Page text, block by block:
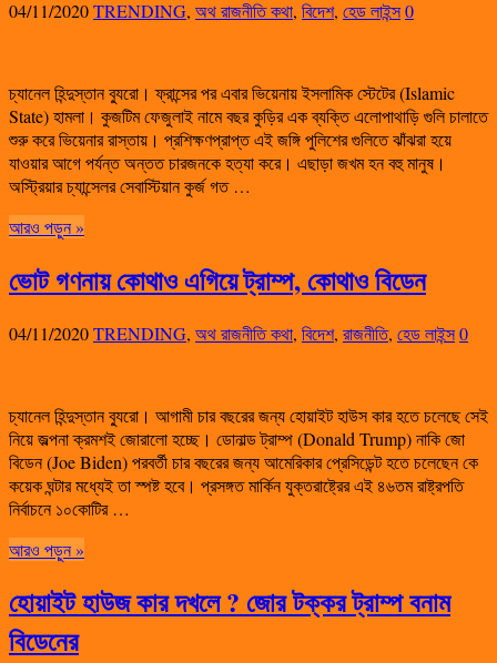
04/11/2020TRENDING, অথ রাজনীতি কথা, বিদেশ, হেড লাইন্স0
চ্যানেল হিন্দুস্তান ব্যুরো। ফ্রান্সের পর এবার ভিয়েনায় ইসলামিক স্টেটের (Islamic
State) হামলা। কুজটিম ফেজুলাই নামে বছর কুড়ির এক ব্যক্তি এলোপাথাড়ি গুলি চালাতে
শুরু করে ভিয়েনার রাস্তায়। প্রশিক্ষণপ্রাপ্ত এই জঙ্গি পুলিশের গুলিতে ঝাঁঝরা হয়ে
যাওয়ার আগে পর্যন্ত অন্তত চারজনকে হত্যা করে। এছাড়া জখম হন বহু মানুষ।
অস্ট্রিয়ার চ্যান্সেলর সেবাস্টিয়ান কুর্জ গত …
আরও পড়ুন »
ভোট গণনায় কোথাও এগিয়ে ট্রাম্প, কোথাও বিডেন
04/11/2020TRENDING, অথ রাজনীতি কথা, বিদেশ, রাজনীতি, হেড লাইন্স0
চ্যানেল হিন্দুস্তান ব্যুরো। আগামী চার বছরের জন্য হোয়াইট হাউস কার হতে চলেছে সেই
নিয়ে জল্পনা ক্রমশই জোরালো হচ্ছে। ডোনাল্ড ট্রাম্প (Donald Trump) নাকি জো
বিডেন (Joe Biden) পরবর্তী চার বছরের জন্য আমেরিকার প্রেসিডেন্ট হতে চলেছেন কে
কয়েক ঘন্টার মধ্যেই তা স্পষ্ট হবে। প্রসঙ্গত মার্কিন যুক্তরাষ্ট্রের এই ৪৬তম রাষ্ট্রপতি
নির্বাচনে ১০কোটির …
আরও পড়ুন »
হোয়াইট হাউজ কার দখলে ? জোর টক্কর ট্রাম্প বনাম
বিডেনের